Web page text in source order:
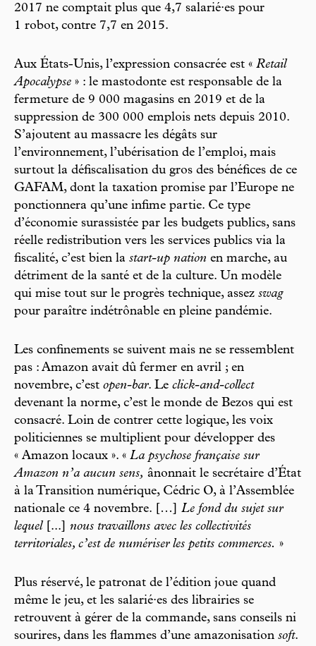
2017 ne comptait plus que 4,7 salarié·es pour
1 robot, contre 7,7 en 2015.
Aux États-Unis, l’expression consacrée est « Retail
Apocalypse » : le mastodonte est responsable de la
fermeture de 9 000 magasins en 2019 et de la
suppression de 300 000 emplois nets depuis 2010.
S’ajoutent au massacre les dégâts sur
l’environnement, l’ubérisation de l’emploi, mais
surtout la défiscalisation du gros des bénéfices de ce
GAFAM, dont la taxation promise par l’Europe ne
ponctionnera qu’une infime partie. Ce type
d’économie surassistée par les budgets publics, sans
réelle redistribution vers les services publics via la
fiscalité, c’est bien la start-up nation en marche, au
détriment de la santé et de la culture. Un modèle
qui mise tout sur le progrès technique, assez swag
pour paraître indétrônable en pleine pandémie.
Les confinements se suivent mais ne se ressemblent
pas : Amazon avait dû fermer en avril ; en
novembre, c’est open-bar. Le click-and-collect
devenant la norme, c’est le monde de Bezos qui est
consacré. Loin de contrer cette logique, les voix
politiciennes se multiplient pour développer des
« Amazon locaux ». « La psychose française sur
Amazon n’a aucun sens, ânonnait le secrétaire d’État
à la Transition numérique, Cédric O, à l’Assemblée
nationale ce 4 novembre. […] Le fond du sujet sur
lequel[...] nous travaillons avec les collectivités
territoriales, c’est de numériser les petits commerces. »
Plus réservé, le patronat de l’édition joue quand
même le jeu, et les salarié·es des librairies se
retrouvent à gérer de la commande, sans conseils ni
sourires, dans les flammes d’une amazonisation soft.